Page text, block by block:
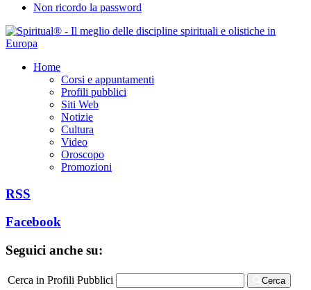
Non ricordo la password
Home
Corsi e appuntamenti
Profili pubblici
Siti Web
Notizie
Cultura
Video
Oroscopo
Promozioni
RSS
Facebook
Seguici anche su:
Cerca in Profili Pubblici Cerca